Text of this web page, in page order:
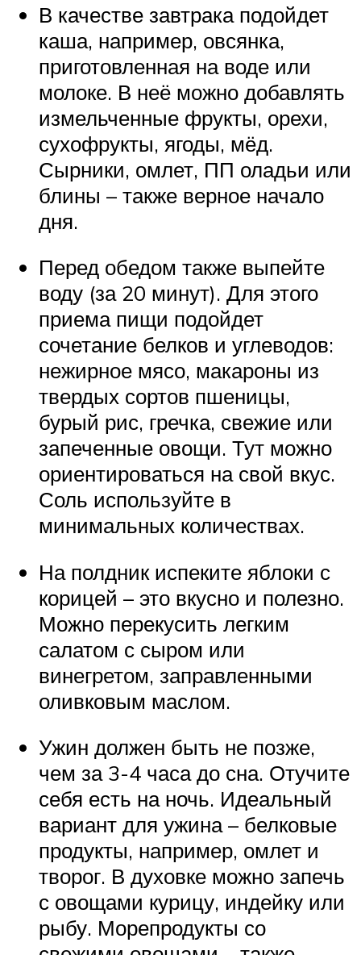
В качестве завтрака подойдет
каша, например, овсянка,
приготовленная на воде или
молоке. В неё можно добавлять
измельченные фрукты, орехи,
сухофрукты, ягоды, мёд.
Сырники, омлет, ПП оладьи или
блины – также верное начало
дня.
Перед обедом также выпейте
воду (за 20 минут). Для этого
приема пищи подойдет
сочетание белков и углеводов:
нежирное мясо, макароны из
твердых сортов пшеницы,
бурый рис, гречка, свежие или
запеченные овощи. Тут можно
ориентироваться на свой вкус.
Соль используйте в
минимальных количествах.
На полдник испеките яблоки с
корицей – это вкусно и полезно.
Можно перекусить легким
салатом с сыром или
винегретом, заправленными
оливковым маслом.
Ужин должен быть не позже,
чем за 3-4 часа до сна. Отучите
себя есть на ночь. Идеальный
вариант для ужина – белковые
продукты, например, омлет и
творог. В духовке можно запечь
с овощами курицу, индейку или
рыбу. Морепродукты со